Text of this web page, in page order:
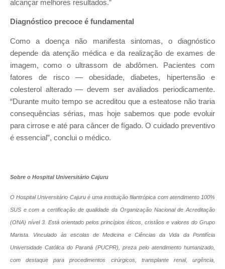
alcançar melhores resultados.”
Diagnóstico precoce é fundamental
Como a doença não manifesta sintomas, o diagnóstico
depende da atenção médica e da realização de exames de
imagem, como o ultrassom de abdômen. Pacientes com
fatores de risco — obesidade, diabetes, hipertensão e
colesterol alterado — devem ser avaliados periodicamente.
“Durante muito tempo se acreditou que a esteatose não traria
consequências sérias, mas hoje sabemos que pode evoluir
para cirrose e até para câncer de fígado. O cuidado preventivo
é essencial”, conclui o médico.
Sobre o Hospital Universitário Cajuru
O Hospital Universitário Cajuru é uma instituição filantrópica com atendimento 100%
SUS e com a certificação de qualidade da Organização Nacional de Acreditação
(ONA) nível 3. Está orientado pelos princípios éticos, cristãos e valores do Grupo
Marista. Vinculado às escolas de Medicina e Ciências da Vida da Pontifícia
Universidade Católica do Paraná (PUCPR), preza pelo atendimento humanizado,
com destaque para procedimentos cirúrgicos, transplante renal, urgência,